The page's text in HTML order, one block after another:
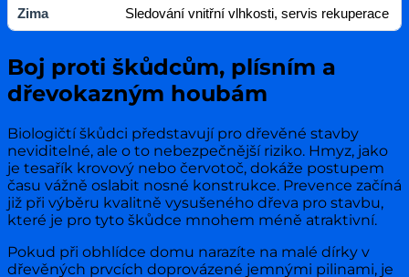
Zima Sledování vnitřní vlhkosti, servis rekuperace
Boj proti škůdcům, plísním a
dřevokazným houbám
Biologičtí škůdci představují pro dřevěné stavby
neviditelné, ale o to nebezpečnější riziko. Hmyz, jako
je tesařík krovový nebo červotoč, dokáže postupem
času vážně oslabit nosné konstrukce. Prevence začíná
již při výběru kvalitně vysušeného dřeva pro stavbu,
které je pro tyto škůdce mnohem méně atraktivní.
Pokud při obhlídce domu narazíte na malé dírky v
dřevěných prvcích doprovázené jemnými pilinami, je